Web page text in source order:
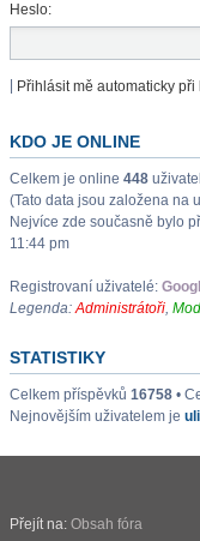
Heslo:
Přihlásit mě automaticky
KDO JE ONLINE
Celkem je online 448
(Tato data jsou založena na
Nejvíce zde současně bylo
11:44 pm
Registrovaní uživatelé:
Legenda:Administrátoři,
STATISTIKY
Celkem příspěvků 16758 •
Nejnovějším uživatelem je
Přejít na: Obsah fóra